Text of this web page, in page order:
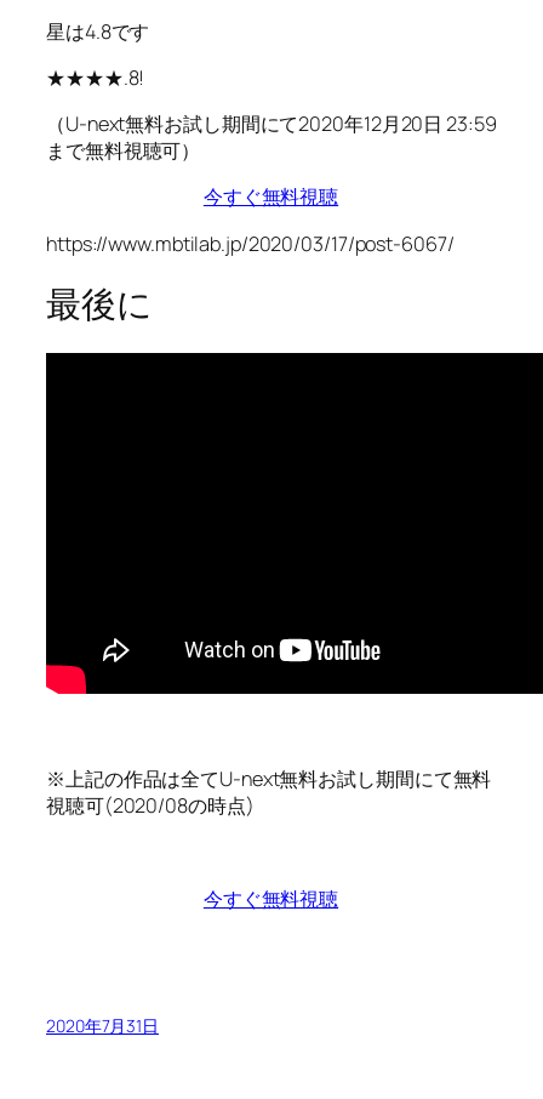
星は4.8です
★★★★.8!
（U-next無料お試し期間にて2020年12月20日 23:59
まで無料視聴可）
今すぐ無料視聴
https://www.mbtilab.jp/2020/03/17/post-6067/
最後に
※上記の作品は全てU-next無料お試し期間にて無料
視聴可(2020/08の時点)
今すぐ無料視聴
2020年7月31日